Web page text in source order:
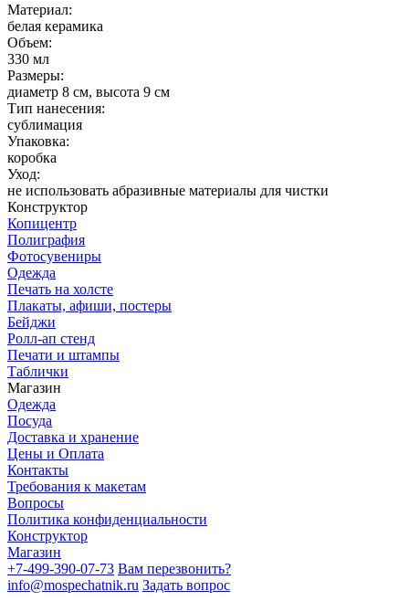
Материал:
белая керамика
Объем:
330 мл
Размеры:
диаметр 8 см, высота 9 см
Тип нанесения:
сублимация
Упаковка:
коробка
Уход:
не использовать абразивные материалы для чистки
Конструктор
Копицентр
Полиграфия
Фотосувениры
Одежда
Печать на холсте
Плакаты, афиши, постеры
Бейджи
Ролл-ап стенд
Печати и штампы
Таблички
Магазин
Одежда
Посуда
Доставка и хранение
Цены и Оплата
Контакты
Требования к макетам
Вопросы
Политика конфиденциальности
Конструктор
Магазин
+7-499-390-07-73 Вам перезвонить?
info@mospechatnik.ru Задать вопрос